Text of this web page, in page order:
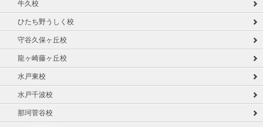
牛久校
ひたち野うしく校
守谷久保ヶ丘校
龍ヶ崎藤ヶ丘校
水戸東校
水戸千波校
那珂菅谷校